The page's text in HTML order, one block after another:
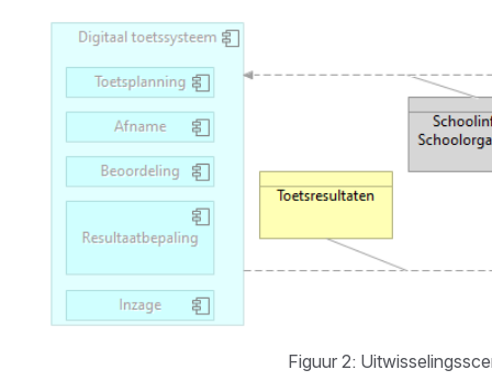
Open
Figuur 2: